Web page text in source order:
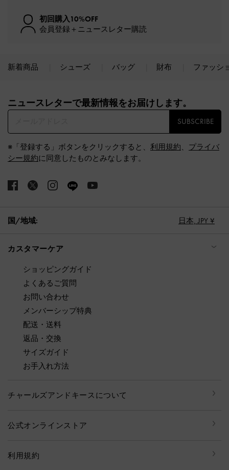
初回購入10%OFF
会員登録＋ニュースレター購読
新着商品 シューズ バッグ 財布 ファッシ
ニュースレターで最新情報をお届けします。​
SUBSCRIBE
※「登録する」ボタンをクリックすると、 利用規約、 プライバ
シー規約に同意したものとみなします。
国/地域: 日本, JPY ¥
カスタマーケア
ショッピングガイド
よくあるご質問
お問い合わせ
メンバーシップ特典
配送・送料
返品・交換
サイズガイド
お手入れ方法
チャールズアンドキースについて
公式オンラインストア
利用規約